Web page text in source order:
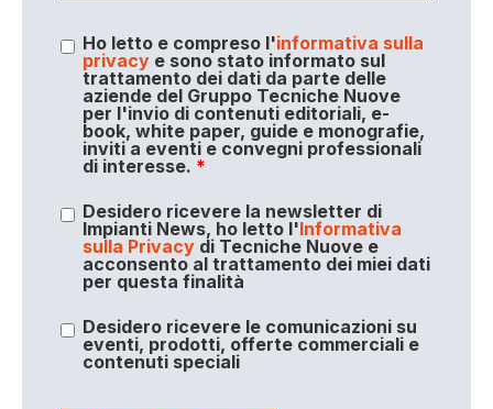
Ho letto e compreso l'informativa sulla
privacye sono stato informato sul
trattamento dei dati da parte delle
aziende del Gruppo Tecniche Nuove
per l'invio di contenuti editoriali, e-
book, white paper, guide e monografie,
inviti a eventi e convegni professionali
di interesse. *
Desidero ricevere la newsletter di
Impianti News, ho letto l'Informativa
sulla Privacydi Tecniche Nuove e
acconsento al trattamento dei miei dati
per questa finalità
Desidero ricevere le comunicazioni su
eventi, prodotti, offerte commerciali e
contenuti speciali